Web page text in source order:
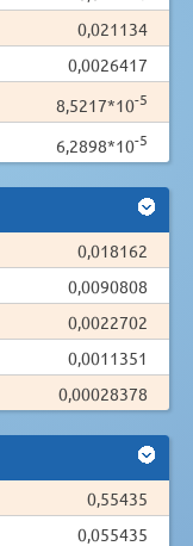
0,021134
0,0026417
8,5217*10-5
6,2898*10-5
0,018162
0,0090808
0,0022702
0,0011351
0,00028378
0,55435
0,055435